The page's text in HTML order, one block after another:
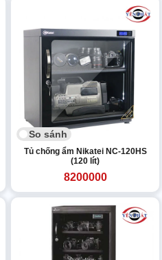
So sánh
Tủ chống ẩm Nikatei NC-120HS
(120 lít)
8200000